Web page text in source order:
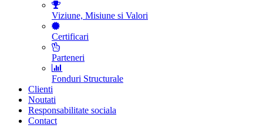
Viziune, Misiune si Valori
Certificari
Parteneri
Fonduri Structurale
Clienti
Noutati
Responsabilitate sociala
Contact